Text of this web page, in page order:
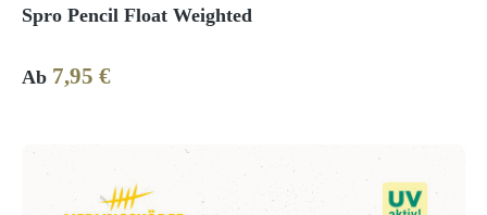
Spro Pencil Float Weighted
Regulärer Preis:
Ab 7,95 €